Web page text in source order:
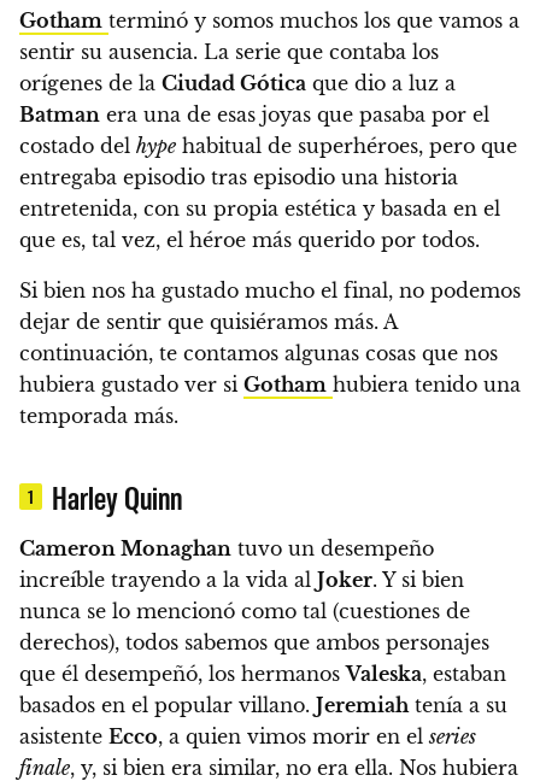
Gotham terminó y somos muchos los que vamos a
sentir su ausencia. La serie que contaba los
orígenes de la Ciudad Gótica que dio a luz a
Batman era una de esas joyas que pasaba por el
costado del hype habitual de superhéroes, pero que
entregaba episodio tras episodio una historia
entretenida, con su propia estética y basada en el
que es, tal vez, el héroe más querido por todos.
Si bien nos ha gustado mucho el final, no podemos
dejar de sentir que quisiéramos más. A
continuación, te contamos algunas cosas que nos
hubiera gustado ver si Gotham hubiera tenido una
temporada más.
1 Harley Quinn
Cameron Monaghan tuvo un desempeño
increíble trayendo a la vida al Joker. Y si bien
nunca se lo mencionó como tal (cuestiones de
derechos), todos sabemos que ambos personajes
que él desempeñó, los hermanosValeska, estaban
basados en el popular villano. Jeremiah tenía a su
asistente Ecco, a quien vimos morir en elseries
finale, y, si bien era similar, no era ella. Nos hubiera